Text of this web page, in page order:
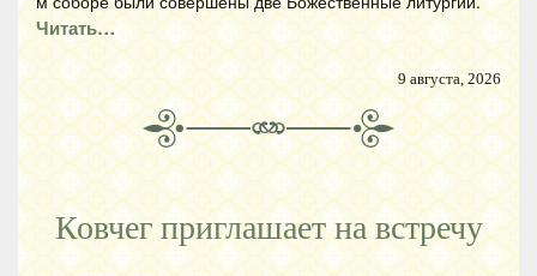
Читать…
9 августа, 2026
Ковчег приглашает на встречу